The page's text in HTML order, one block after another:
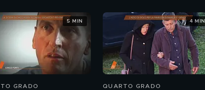
GRADO
5 MIN
QUARTO GRADO
4 MIN